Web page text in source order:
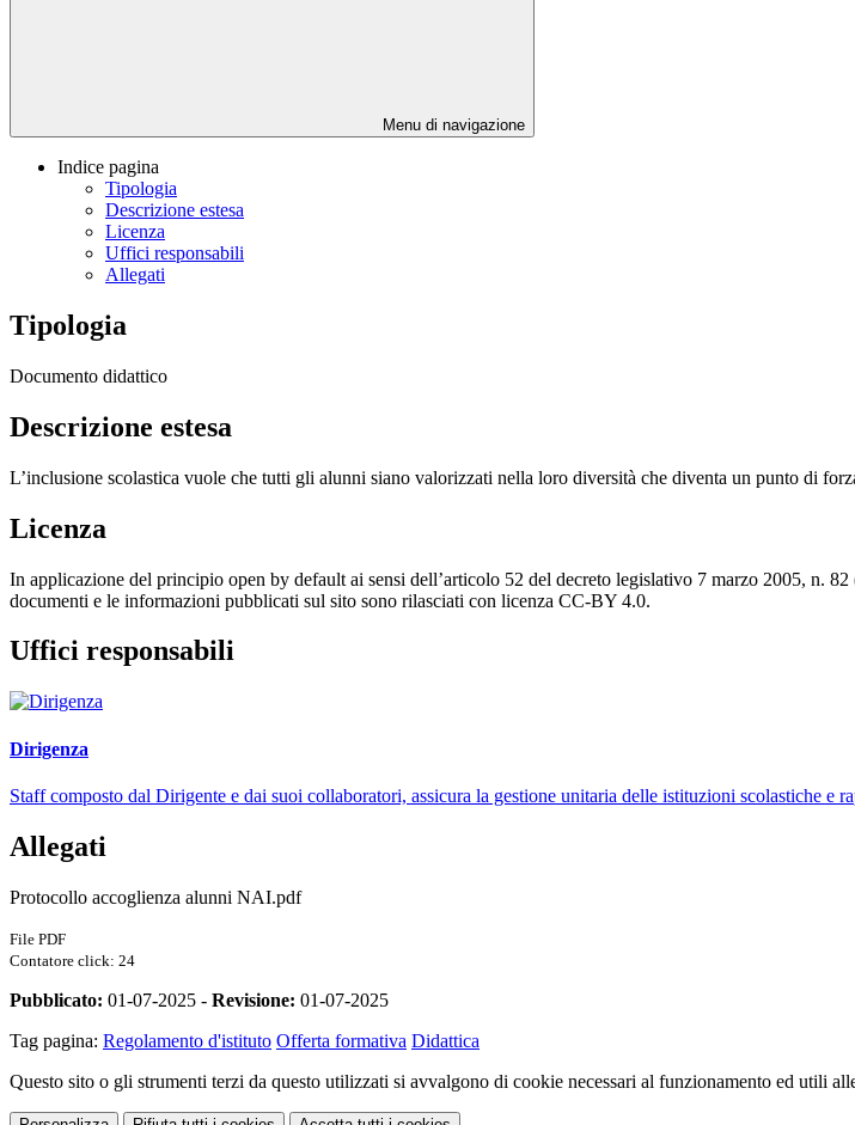
Menu di navigazione
Indice pagina
Tipologia
Descrizione estesa
Licenza
Uffici responsabili
Allegati
Tipologia
Documento didattico
Descrizione estesa
L’inclusione scolastica vuole che tutti gli alunni siano valorizzati nella loro diversità che diventa un punto di
Licenza
In applicazione del principio open by default ai sensi dell’articolo 52 del decreto legislativo 7 marzo 2005, n.
documenti e le informazioni pubblicati sul sito sono rilasciati con licenza CC-BY 4.0.
Uffici responsabili
Dirigenza
Staff composto dal Dirigente e dai suoi collaboratori, assicura la gestione unitaria delle istituzioni scolastiche e
Allegati
Protocollo accoglienza alunni NAI.pdf
File PDF
Contatore click: 24
Pubblicato: 01-07-2025 - Revisione: 01-07-2025
Tag pagina: Regolamento d'istituto Offerta formativa Didattica
Questo sito o gli strumenti terzi da questo utilizzati si avvalgono di cookie necessari al funzionamento ed utili